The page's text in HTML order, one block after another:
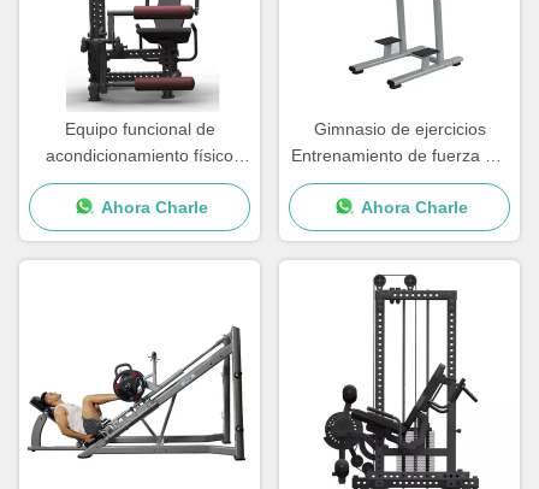
Equipo funcional de
acondicionamiento físico
Máquina de curva de
extensión de piernas
Ahora Charle
Gimnasio de ejercicios
Entrenamiento de fuerza Pin
cargado máquina asistida
Chin Dip comercial
Ahora Charle